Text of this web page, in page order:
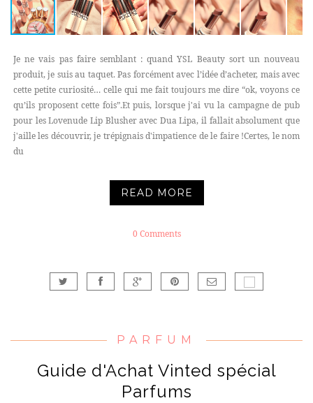
Je ne vais pas faire semblant : quand YSL Beauty sort un nouveau
produit, je suis au taquet. Pas forcément avec l’idée d’acheter, mais avec
cette petite curiosité… celle qui me fait toujours me dire “ok, voyons ce
qu’ils proposent cette fois”.Et puis, lorsque j'ai vu la campagne de pub
pour les Lovenude Lip Blusher avec Dua Lipa, il fallait absolument que
j'aille les découvrir, je trépignais d'impatience de le faire !Certes, le nom
du
READ MORE
0 Comments
PARFUM
Guide d'Achat Vinted spécial
Parfums